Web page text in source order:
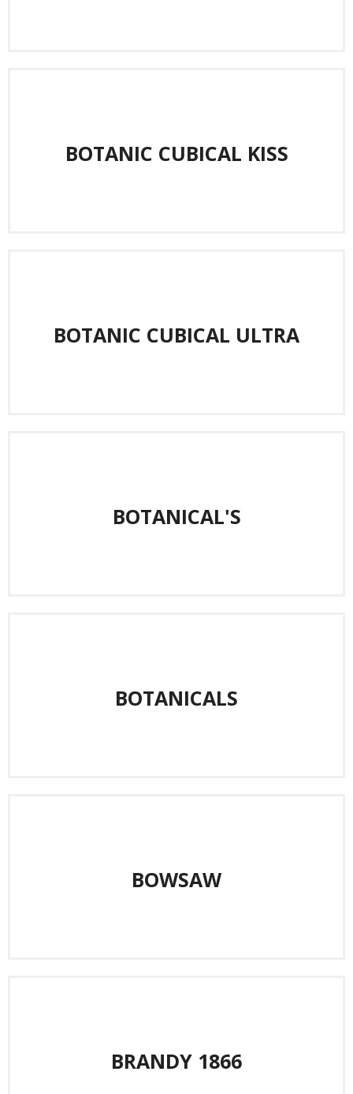
BOTANIC CUBICAL KISS
BOTANIC CUBICAL ULTRA
BOTANICAL'S
BOTANICALS
BOWSAW
BRANDY 1866